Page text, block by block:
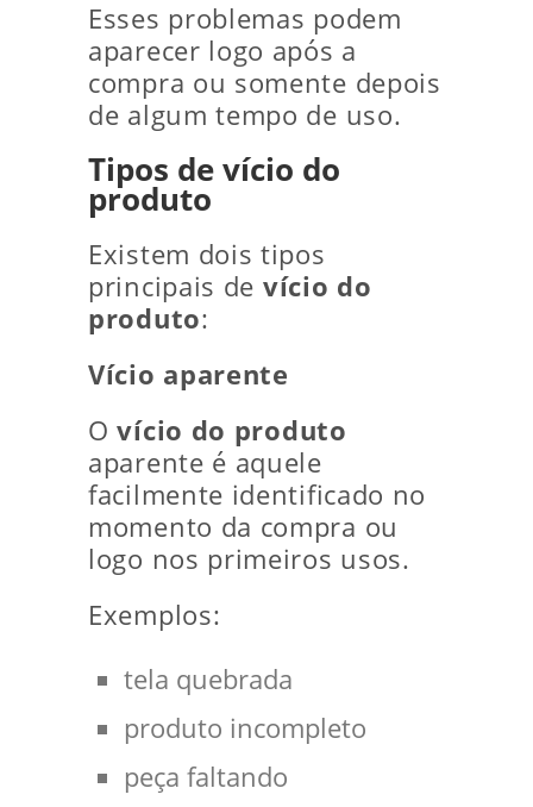
Esses problemas podem
aparecer logo após a
compra ou somente depois
de algum tempo de uso.
Tipos de vício do
produto
Existem dois tipos
principais de vício do
produto:
Vício aparente
Ovício do produto
aparente é aquele
facilmente identificado no
momento da compra ou
logo nos primeiros usos.
Exemplos:
tela quebrada
produto incompleto
peça faltando